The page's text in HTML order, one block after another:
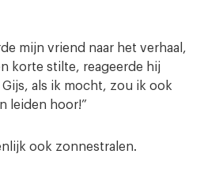
mijn vriend naar het verhaal,
korte stilte, reageerde hij
als ik mocht, zou ik ook
leiden hoor!”
ook zonnestralen.